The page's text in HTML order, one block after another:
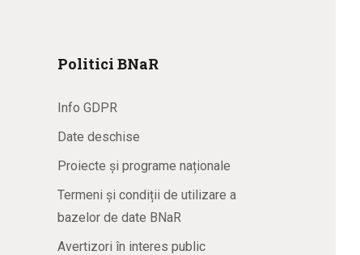
Politici BNaR
Info GDPR
Date deschise
Proiecte și programe naționale
Termeni și condiții de utilizare a
bazelor de date BNaR
Avertizori în interes public